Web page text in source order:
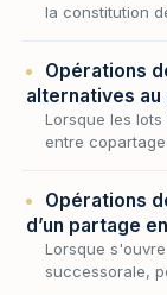
la constitution
Opérations
alternatives
Lorsque les
entre
biens indivis,
Opérations
d’un partage
Lorsque
successorale,